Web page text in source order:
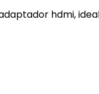
hdmi,